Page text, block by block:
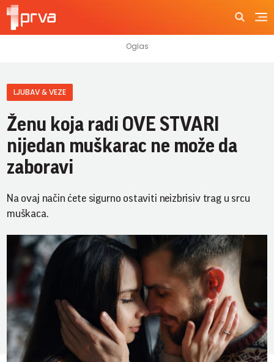
LJUBAV & VEZE
Ženu koja radi OVE STVARI
nijedan muškarac ne može da
zaboravi
Na ovaj način ćete sigurno ostaviti neizbrisiv trag u srcu
muškaca.